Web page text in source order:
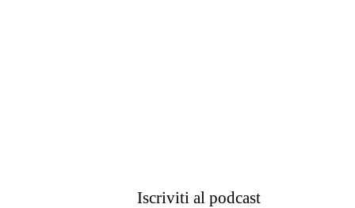
Iscriviti al podcast